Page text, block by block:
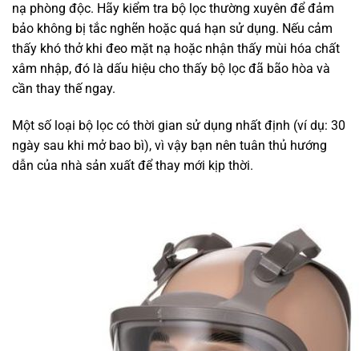
nạ phòng độc. Hãy kiểm tra bộ lọc thường xuyên để đảm
bảo không bị tắc nghẽn hoặc quá hạn sử dụng. Nếu cảm
thấy khó thở khi đeo mặt nạ hoặc nhận thấy mùi hóa chất
xâm nhập, đó là dấu hiệu cho thấy bộ lọc đã bão hòa và
cần thay thế ngay.
Một số loại bộ lọc có thời gian sử dụng nhất định (ví dụ: 30
ngày sau khi mở bao bì), vì vậy bạn nên tuân thủ hướng
dẫn của nhà sản xuất để thay mới kịp thời.